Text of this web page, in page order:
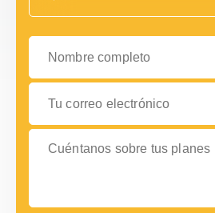
Nombre completo
Tu correo electrónico
Cuéntanos sobre tus planes